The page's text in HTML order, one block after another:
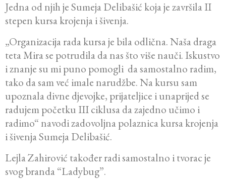
Jedna od njih je Sumeja Delibašić koja je završila II
stepen kursa krojenja i šivenja.
„Organizacija rada kursa je bila odlična. Naša draga
teta Mira se potrudila da nas što više nauči. Iskustvo
i znanje su mi puno pomogli da samostalno radim,
tako da sam već imale narudžbe. Na kursu sam
upoznala divne djevojke, prijateljice i unaprijed se
radujem početku III ciklusa da zajedno učimo i
radimo“ navodi zadovoljna polaznica kursa krojenja
i šivenja Sumeja Delibašić.
Lejla Zahirović također radi samostalno i tvorac je
svog branda “Ladybug”.